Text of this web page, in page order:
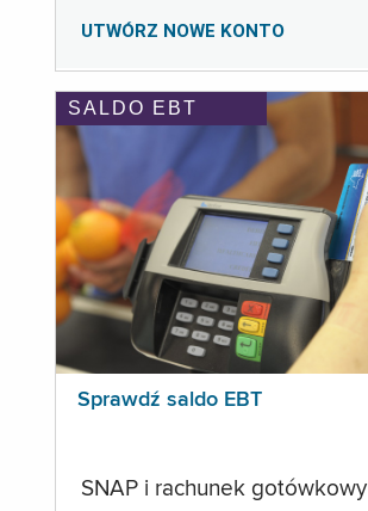
UTWÓRZ NOWE KONTO
SALDO EBT
Sprawdź saldo EBT
SNAP i rachunek gotówkowy